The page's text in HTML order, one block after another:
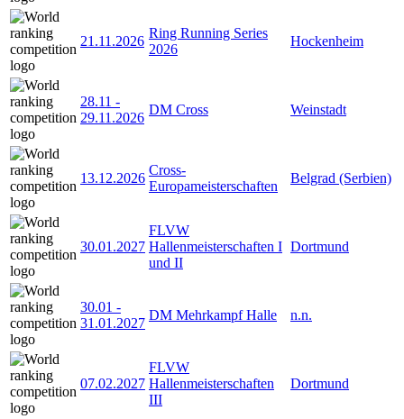
21.11.2026
Ring Running Series
2026
Hockenheim
28.11 -
29.11.2026
DM Cross Weinstadt
13.12.2026
Cross-
Europameisterschaften
Belgrad (Serbien)
30.01.2027
FLVW
Hallenmeisterschaften I
und II
Dortmund
30.01 -
31.01.2027
DM Mehrkampf Halle n.n.
07.02.2027
FLVW
Hallenmeisterschaften
III
Dortmund